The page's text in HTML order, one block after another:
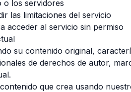
los servidores
las limitaciones del servicio
acceder al servicio sin permiso
su contenido original,
de derechos de autor,
que crea usando